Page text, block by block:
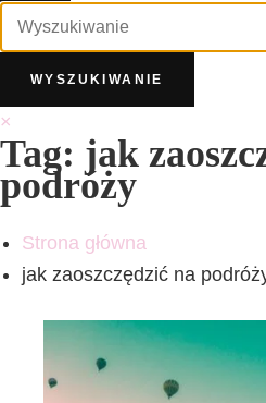
×
Tag: jak
podróży
Strona główna
jak zaoszczędzić na